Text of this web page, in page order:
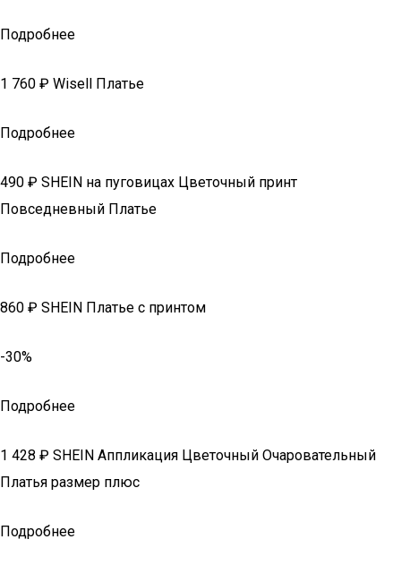
Подробнее
1 760 ₽ Wisell Платье
Подробнее
490 ₽ SHEIN на пуговицах Цветочный принт
Повседневный Платье
Подробнее
860 ₽ SHEIN Платье с принтом
-30%
Подробнее
1 428 ₽ SHEIN Аппликация Цветочный Очаровательный
Платья размер плюс
Подробнее